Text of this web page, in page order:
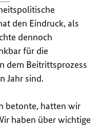
den Eindruck, als
dennoch
für die
dem Beitrittsprozess
Jahr sind.
betonte, hatten wir
haben über wichtige